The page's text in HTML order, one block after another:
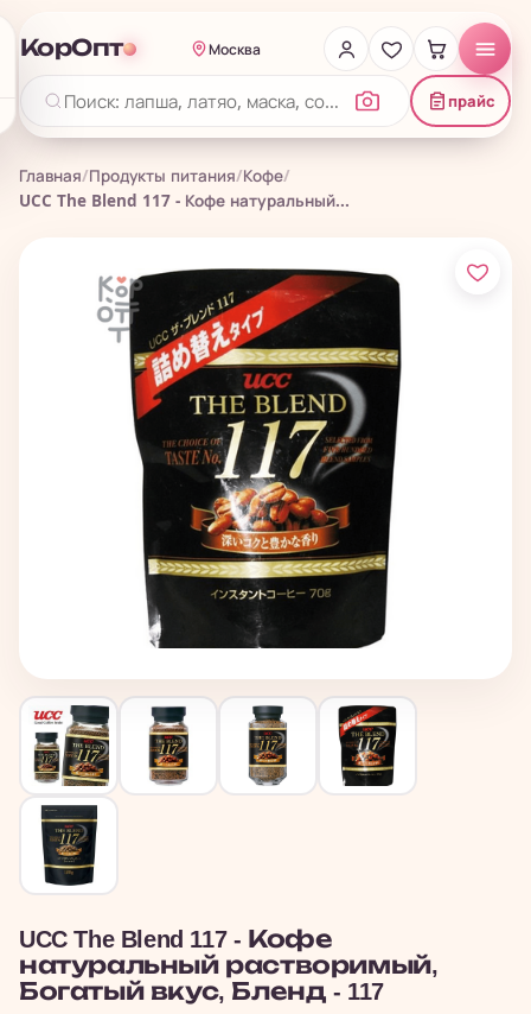
КорОпт Москва
прайс
Главная/Продукты питания/Кофе/
UCC The Blend 117 - Кофе натуральный...
UCC The Blend 117 - Кофе
натуральный растворимый,
Богатый вкус, Бленд - 117